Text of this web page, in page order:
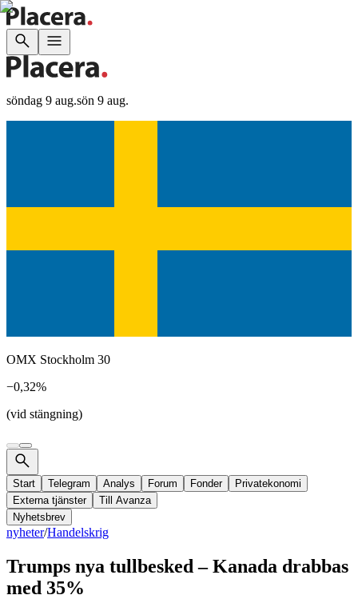
söndag 9 aug.sön 9 aug.
OMX Stockholm 30
−0,32%
(vid stängning)
Start Telegram Analys Forum Fonder
Privatekonomi
Externa tjänster
Till Avanza
Nyhetsbrev
nyheter/Handelskrig
Trumps nya tullbesked – Kanada drabbas
med 35%